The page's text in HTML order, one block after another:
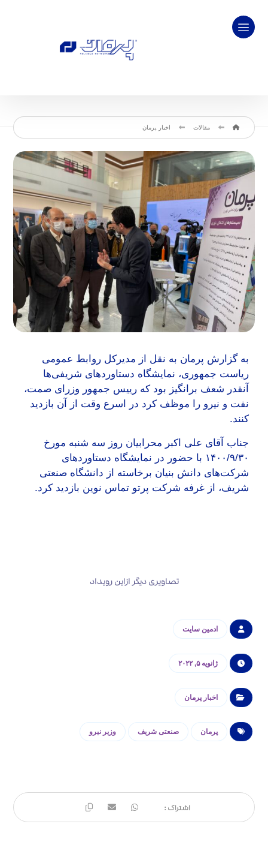
مقالات اخبار پرمان
به گزارش پرمان به نقل از مدیرکل روابط عمومی
ریاست جمهوری، نمایشگاه دستاوردهای شریفی‌ها
آنقدر شعف برانگیز بود که رییس جمهور وزرای صمت،
نفت و نیرو را موظف کرد در اسرع وقت از آن بازدید
کنند.
جناب آقای علی اکبر محرابیان روز سه شنبه مورخ
۱۴۰۰/۹/۳۰ با حضور در نمایشگاه دستاوردهای
شرکت‌های دانش بنیان برخاسته از دانشگاه صنعتی
شریف، از غرفه شرکت پرتو تماس نوین بازدید کرد.
تصاویری دیگر ازاین رویداد
ادمین سایت
ژانویه ۵, ۲۰۲۲
اخبار پرمان
پرمان صنعتی شریف وزیر نیرو